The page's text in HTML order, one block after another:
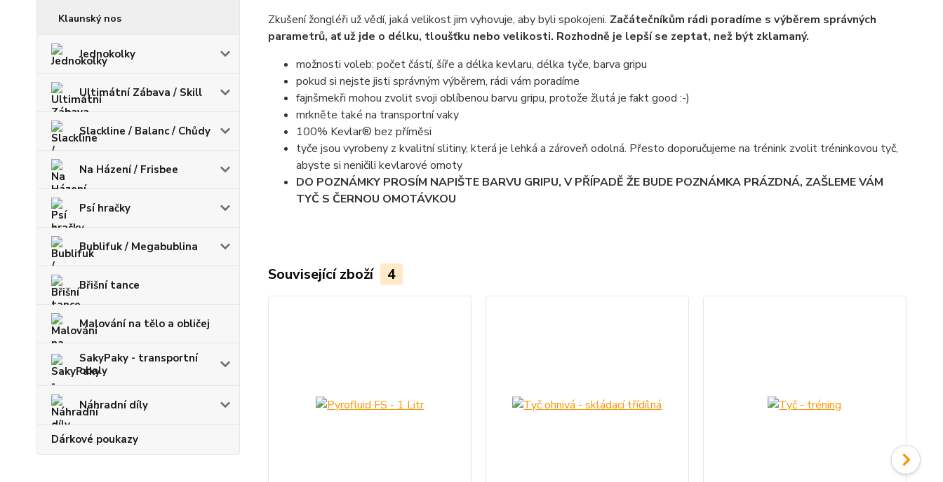
Klaunský nos
Jednokolky
Ultimátní Zábava / Skill
Slackline / Balanc / Chůdy
Na Házení / Frisbee
Psí hračky
Bublifuk / Megabublina
Břišní tance
Malování na tělo a obličej
SakyPaky - transportní
obaly
Náhradní díly
Dárkové poukazy
Zkušení žongléři už vědí, jaká velikost jim vyhovuje, aby byli spokojeni. Začátečníkům rádi poradíme s výběrem správných
parametrů, ať už jde o délku, tloušťku nebo velikosti. Rozhodně je lepší se zeptat, než být zklamaný.
možnosti voleb: počet částí, šíře a délka kevlaru, délka tyče, barva gripu
pokud si nejste jisti správným výběrem, rádi vám poradíme
fajnšmekři mohou zvolit svoji oblíbenou barvu gripu, protože žlutá je fakt good :-)
mrkněte také na transportní vaky
100% Kevlar® bez příměsi
tyče jsou vyrobeny z kvalitní slitiny, která je lehká a zároveň odolná. Přesto doporučujeme na trénink zvolit tréninkovou tyč,
abyste si neničili kevlarové omoty
DO POZNÁMKY PROSÍM NAPIŠTE BARVU GRIPU, V PŘÍPADĚ ŽE BUDE POZNÁMKA PRÁZDNÁ, ZAŠLEME VÁM
TYČ S ČERNOU OMOTÁVKOU
Související zboží 4